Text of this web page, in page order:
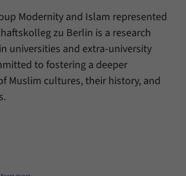
Modernity and Islam represented
zu Berlin is a research
universities and extra-university
to fostering a deeper
Muslim cultures, their history, and